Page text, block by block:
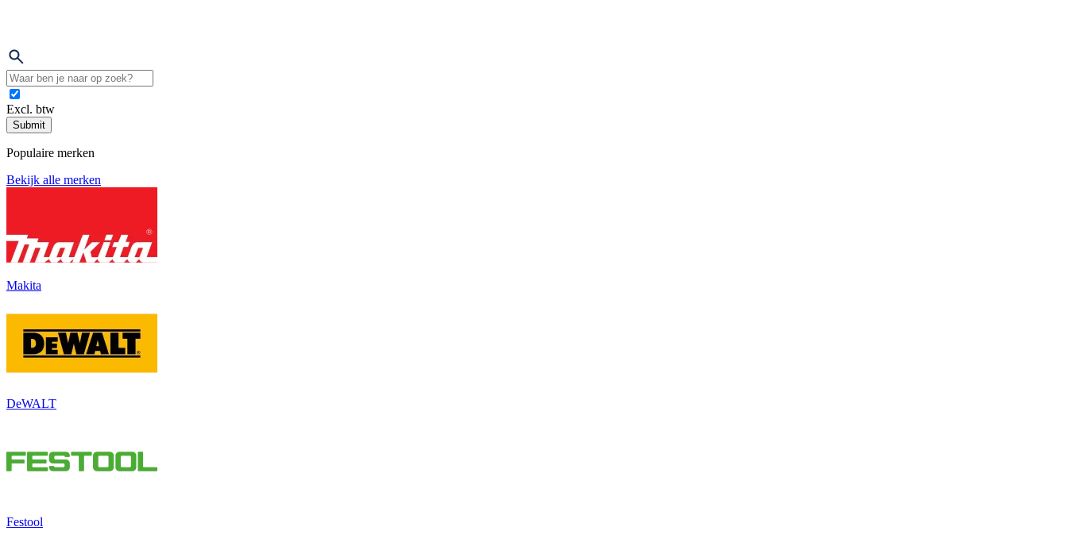
Excl. btw
Submit
Populaire merken
Bekijk alle merken
Makita
DeWALT
Festool